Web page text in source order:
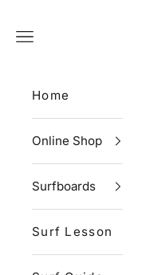
Navigation menu
Home
Online Shop
Surfboards
Surf Lesson